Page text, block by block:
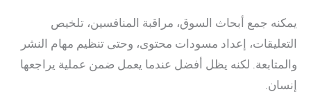
يمكنه جمع أبحاث السوق، مراقبة المنافسين، تلخيص
التعليقات، إعداد مسودات محتوى، وحتى تنظيم مهام النشر
والمتابعة. لكنه يظل أفضل عندما يعمل ضمن عملية يراجعها
إنسان.